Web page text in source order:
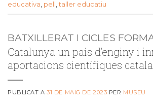
educativa, pell , taller educatiu
BATXILLERAT I CICLES
Catalunya un país d’enginy i
aportacions científiques
PUBLICAT A31 DE MAIG DE 2023 PER MUSEU